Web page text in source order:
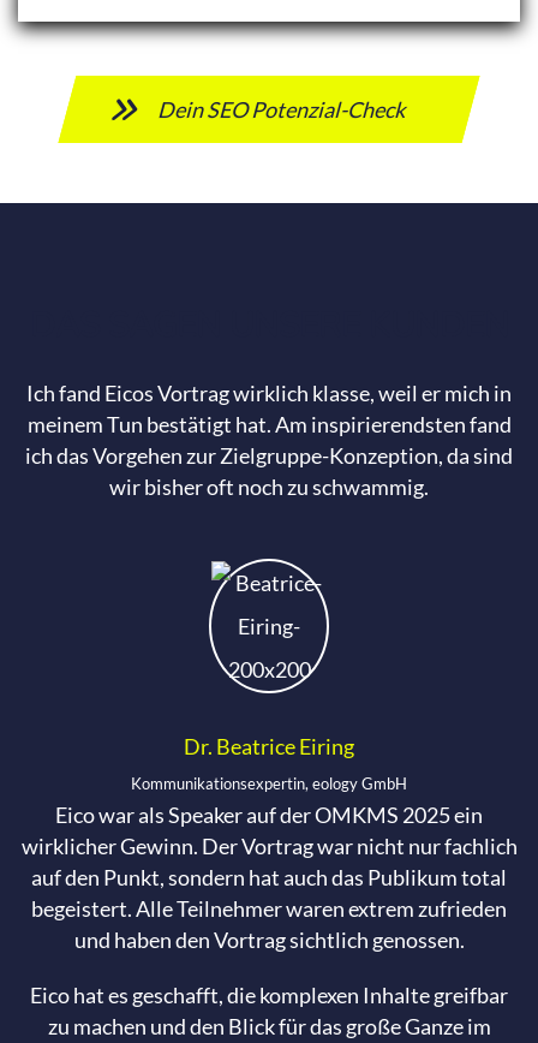
Dein SEO Potenzial-Check
Ich fand Eicos Vortrag wirklich klasse, weil er mich in
meinem Tun bestätigt hat. Am inspirierendsten fand
ich das Vorgehen zur Zielgruppe-Konzeption, da sind
wir bisher oft noch zu schwammig.
Dr. Beatrice Eiring
Kommunikationsexpertin, eology GmbH
Eico war als Speaker auf der OMKMS 2025 ein
wirklicher Gewinn. Der Vortrag war nicht nur fachlich
auf den Punkt, sondern hat auch das Publikum total
begeistert. Alle Teilnehmer waren extrem zufrieden
und haben den Vortrag sichtlich genossen.
Eico hat es geschafft, die komplexen Inhalte greifbar
zu machen und den Blick für das große Ganze im